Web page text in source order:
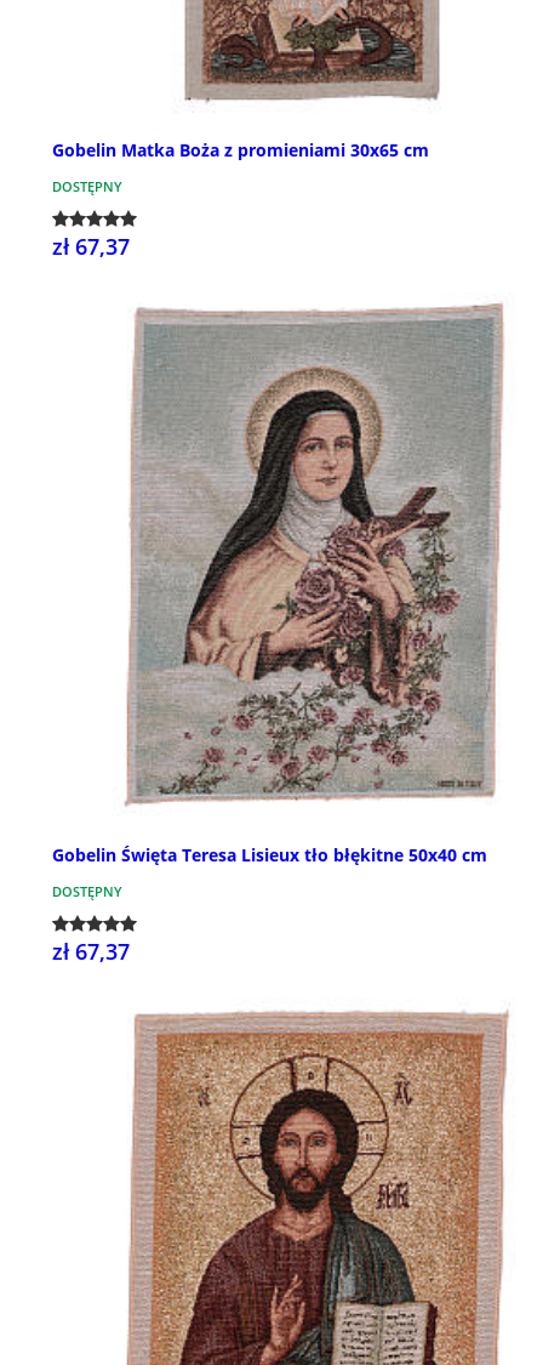
Gobelin Matka Boża z promieniami 30x65 cm
DOSTĘPNY
zł 67,37
Gobelin Święta Teresa Lisieux tło błękitne 50x40 cm
DOSTĘPNY
zł 67,37